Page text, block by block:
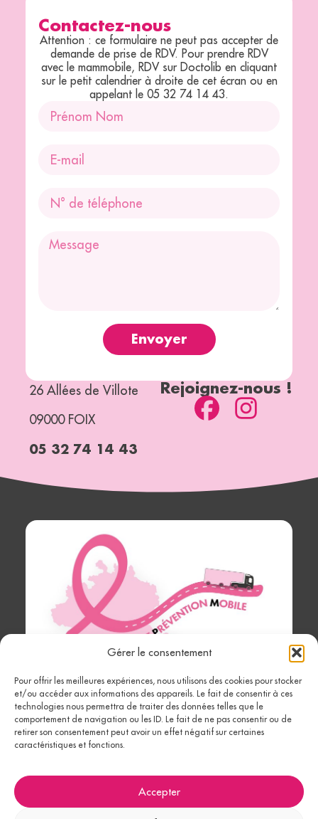
Gérer le consentement
Pour offrir les meilleures expériences, nous utilisons des cookies pour stocker
et/ou accéder aux informations des appareils. Le fait de consentir à ces
technologies nous permettra de traiter des données telles que le
comportement de navigation ou les ID. Le fait de ne pas consentir ou de
retirer son consentement peut avoir un effet négatif sur certaines
caractéristiques et fonctions.
Accepter
Contactez-nous
Attention : ce formulaire ne peut pas accepter de
demande de prise de RDV. Pour prendre RDV
avec le mammobile, RDV sur Doctolib en cliquant
sur le petit calendrier à droite de cet écran ou en
appelant le 05 32 74 14 43.
Envoyer
26 Allées de Villote
09000 FOIX
05 32 74 14 43
Rejoignez-nous !
Ariège
Prévention
Mobile